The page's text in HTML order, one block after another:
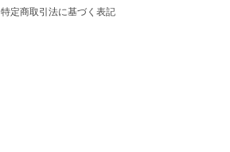
特定商取引法に基づく表記